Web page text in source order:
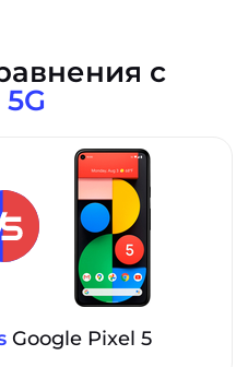
с
Google Pixel 5